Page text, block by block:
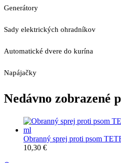
Generátory
Sady elektrických ohradníkov
Automatické dvere do kurína
Napájačky
Nedávno zobrazené
Obranný sprej proti psom
10,30 €